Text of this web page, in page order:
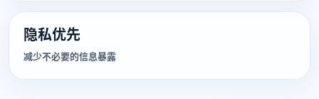
隐私优先
减少不必要的信息暴露